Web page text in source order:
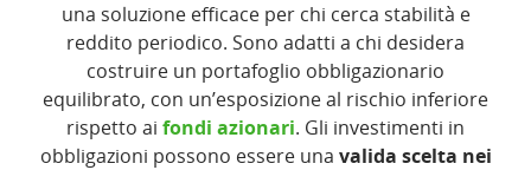
una soluzione efficace per chi cerca stabilità e
reddito periodico. Sono adatti a chi desidera
costruire un portafoglio obbligazionario
equilibrato, con un’esposizione al rischio inferiore
rispetto ai fondi azionari. Gli investimenti in
obbligazioni possono essere una valida scelta nei